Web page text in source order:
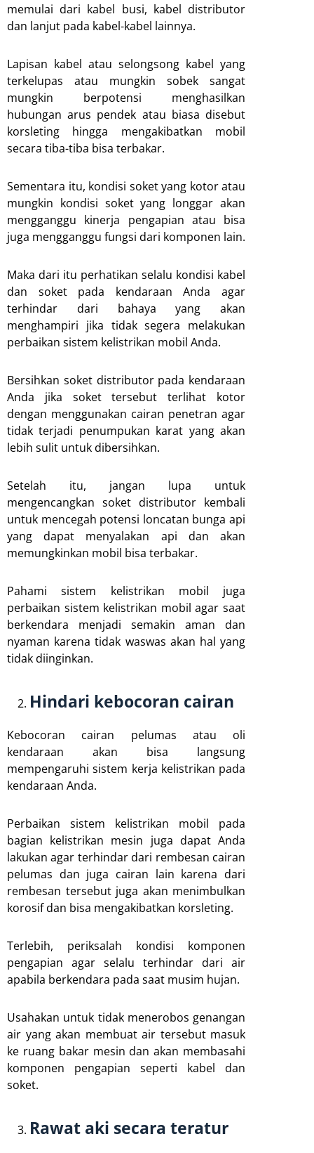
memulai dari kabel busi, kabel distributor
dan lanjut pada kabel-kabel lainnya.
Lapisan kabel atau selongsong kabel yang
terkelupas atau mungkin sobek sangat
mungkin berpotensi menghasilkan
hubungan arus pendek atau biasa disebut
korsleting hingga mengakibatkan mobil
secara tiba-tiba bisa terbakar.
Sementara itu, kondisi soket yang kotor atau
mungkin kondisi soket yang longgar akan
mengganggu kinerja pengapian atau bisa
juga mengganggu fungsi dari komponen lain.
Maka dari itu perhatikan selalu kondisi kabel
dan soket pada kendaraan Anda agar
terhindar dari bahaya yang akan
menghampiri jika tidak segera melakukan
perbaikan sistem kelistrikan mobil Anda.
Bersihkan soket distributor pada kendaraan
Anda jika soket tersebut terlihat kotor
dengan menggunakan cairan penetran agar
tidak terjadi penumpukan karat yang akan
lebih sulit untuk dibersihkan.
Setelah itu, jangan lupa untuk
mengencangkan soket distributor kembali
untuk mencegah potensi loncatan bunga api
yang dapat menyalakan api dan akan
memungkinkan mobil bisa terbakar.
Pahami sistem kelistrikan mobil juga
perbaikan sistem kelistrikan mobil agar saat
berkendara menjadi semakin aman dan
nyaman karena tidak waswas akan hal yang
tidak diinginkan.
Hindari kebocoran cairan
Kebocoran cairan pelumas atau oli
kendaraan akan bisa langsung
mempengaruhi sistem kerja kelistrikan pada
kendaraan Anda.
Perbaikan sistem kelistrikan mobil pada
bagian kelistrikan mesin juga dapat Anda
lakukan agar terhindar dari rembesan cairan
pelumas dan juga cairan lain karena dari
rembesan tersebut juga akan menimbulkan
korosif dan bisa mengakibatkan korsleting.
Terlebih, periksalah kondisi komponen
pengapian agar selalu terhindar dari air
apabila berkendara pada saat musim hujan.
Usahakan untuk tidak menerobos genangan
air yang akan membuat air tersebut masuk
ke ruang bakar mesin dan akan membasahi
komponen pengapian seperti kabel dan
soket.
Rawat aki secara teratur